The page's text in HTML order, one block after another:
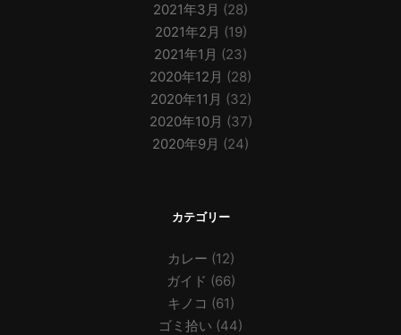
2021年3月 (28)
2021年2月 (19)
2021年1月 (23)
2020年12月 (28)
2020年11月 (32)
2020年10月 (37)
2020年9月 (24)
カテゴリー
カレー (12)
ガイド (66)
キノコ (61)
ゴミ拾い (44)